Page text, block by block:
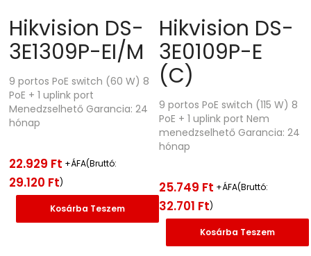
Hikvision DS-
3E1309P-EI/M
9 portos PoE switch (60 W) 8
PoE + 1 uplink port
Menedzselhető Garancia: 24
hónap
22.929 Ft +ÁFA(Bruttó:
29.120 Ft)
Kosárba Teszem
Hikvision DS-
3E0109P-E
(C)
9 portos PoE switch (115 W) 8
PoE + 1 uplink port Nem
menedzselhető Garancia: 24
hónap
25.749 Ft +ÁFA(Bruttó:
32.701 Ft)
Kosárba Teszem